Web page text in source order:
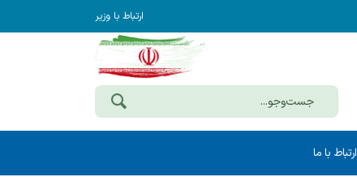
ارتباط با وزیر
ارتباط با ما